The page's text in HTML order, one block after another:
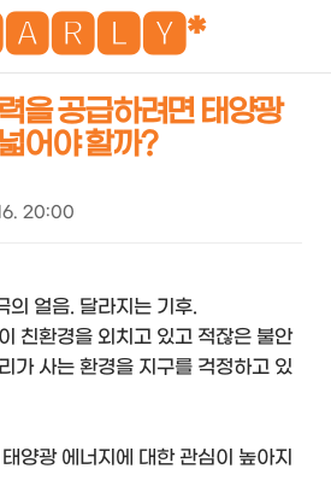
을 공급하려면 태양광
어야 할까?
20:00
의 얼음. 달라지는 기후.
친환경을 외치고 있고 적잖은 불안
가 사는 환경을 지구를 걱정하고 있
양광 에너지에 대한 관심이 높아지